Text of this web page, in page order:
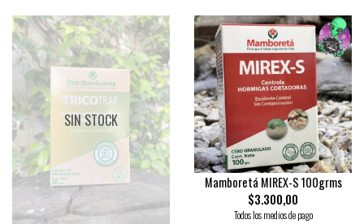
SIN STOCK
Mamboretá MIREX-S 100grms
$3.300,00
Todos los medios de pago